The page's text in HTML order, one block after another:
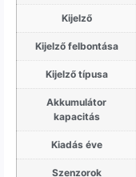
Kijelző
Kijelző felbontása
Kijelző típusa
Akkumulátor
kapacitás
Kiadás éve
Szenzorok